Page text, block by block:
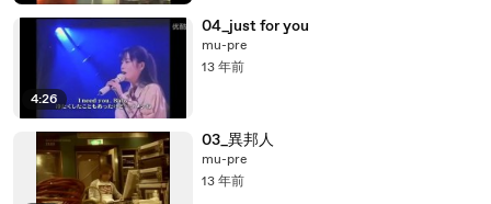
4:26
04_just for you
mu-pre
13 年前
03_異邦人
mu-pre
13 年前